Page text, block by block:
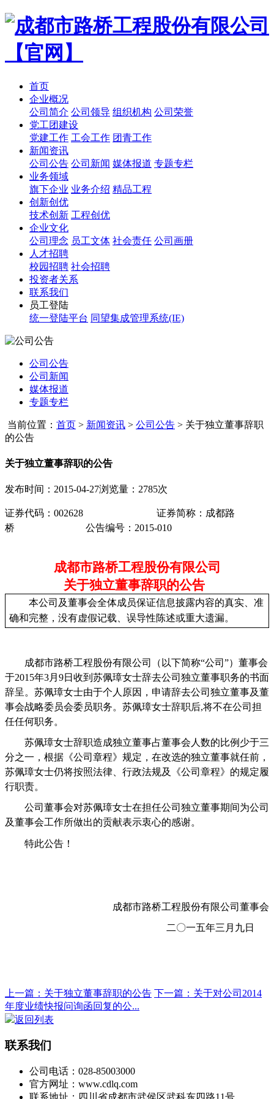
首页
企业概况
公司简介 公司领导 组织机构 公司荣誉
党工团建设
党建工作 工会工作 团青工作
新闻资讯
公司公告 公司新闻 媒体报道 专题专栏
业务领域
旗下企业 业务介绍 精品工程
创新创优
技术创新 工程创优
企业文化
公司理念 员工文体 社会责任 公司画册
人才招聘
校园招聘 社会招聘
投资者关系
联系我们
员工登陆
统一登陆平台 同望集成管理系统(IE)
公司公告
公司新闻
媒体报道
专题专栏
当前位置： 首页 > 新闻资讯 > 公司公告 > 关于独立董事辞职
的公告
关于独立董事辞职的公告
发布时间：2015-04-27浏览量：2785次
证券代码： 002628
证券简称：成都路
桥
公告编号 ： 2015-010
成都市路桥工程股份有限公司
关于独立董事辞职的公告
本公司及董事会全体成员保证信息披露内容的真实、准
确和完整，没有虚假记载、误导性陈述或重大遗漏。
成都市路桥工程股份有限公司（以下简称“公司”）董事会
于2015年3月 9日收到苏佩璋女士辞去公司独立董事职务的书面
辞呈。苏佩璋女士由于个人原因，申请辞去公司独立董事及董
事会战略委员会委员职务。苏佩璋女士辞职后,将不在公司担
任任何职务。
苏佩璋女士辞职造成独立董事占董事会人数的比例少于三
分之一，根据《公司章程》规定，在改选的独立董事就任前，
苏佩璋女士仍将按照法律、行政法规及《公司章程》的规定履
行职责。
公司董事会对苏佩璋女士在担任公司独立董事期间为公司
及董事会工作所做出的贡献表示衷心的感谢。
特此公告！
成都市路桥工程股份有限公司董事会
二〇一五年三月九日
上一篇：关于独立董事辞职的公告 下一篇：关于对公司2014
年度业绩快报问询函回复的公...
返回列表
联系我们
公司电话：028-85003000
官方网址：www.cdlq.com
联系地址：四川省成都市武侯区武科东四路11号